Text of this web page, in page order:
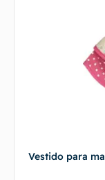
Vestido para